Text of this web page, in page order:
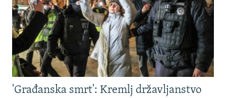
'Građanska smrt': Kremlj državljanstvo